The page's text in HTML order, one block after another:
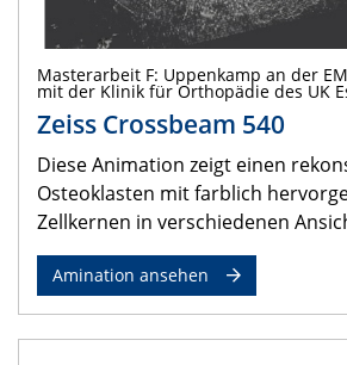
Masterarbeit F: Uppenkamp an der
mit der Klinik für Orthopädie des UK
Zeiss Crossbeam 540
Diese Animation zeigt einen
Osteoklasten mit farblich
Zellkernen in verschiedenen
Amination ansehen